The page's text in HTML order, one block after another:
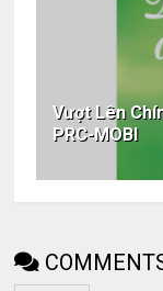
Vượt Lên
PRC-MOBI